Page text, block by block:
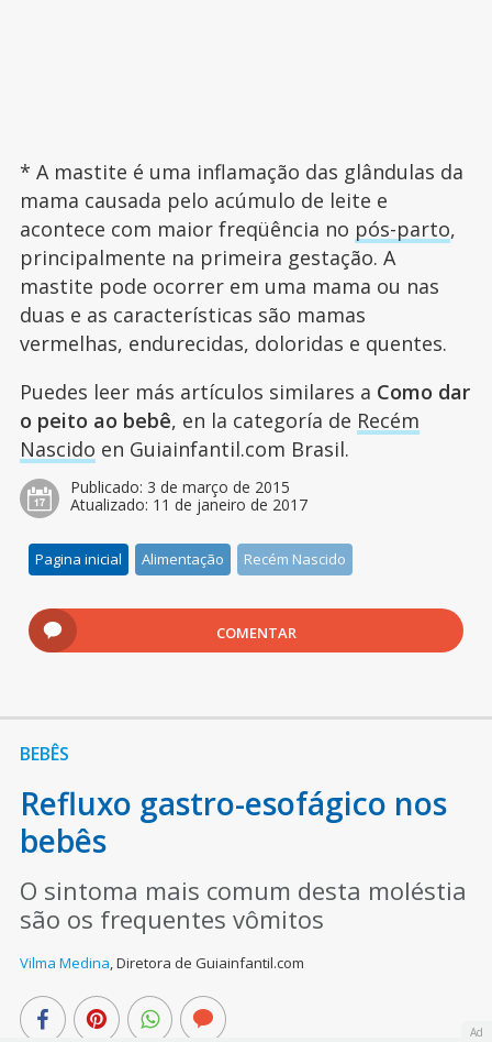
* A mastite é uma inflamação das glândulas da
mama causada pelo acúmulo de leite e
acontece com maior freqüência no pós-parto,
principalmente na primeira gestação. A
mastite pode ocorrer em uma mama ou nas
duas e as características são mamas
vermelhas, endurecidas, doloridas e quentes.
Puedes leer más artículos similares a Como dar
o peito ao bebê, en la categoría de Recém
Nascido en Guiainfantil.com Brasil.
Publicado: 3 de março de 2015
Atualizado: 11 de janeiro de 2017
Pagina inicial Alimentação Recém Nascido
COMENTAR
BEBÊS
Refluxo gastro-esofágico nos
bebês
O sintoma mais comum desta moléstia
são os frequentes vômitos
Vilma Medina,Diretora de Guiainfantil.com
Ad